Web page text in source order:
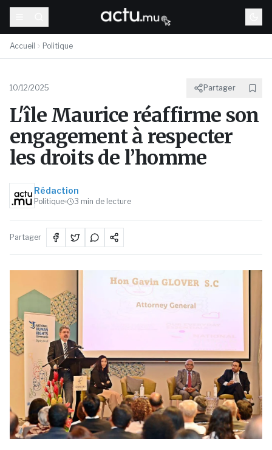
Accueil Politique
10/12/2025 Partager
L'île Maurice réaffirme son
engagement à respecter
les droits de l’homme
Rédaction
Politique 3 min de lecture
Partager